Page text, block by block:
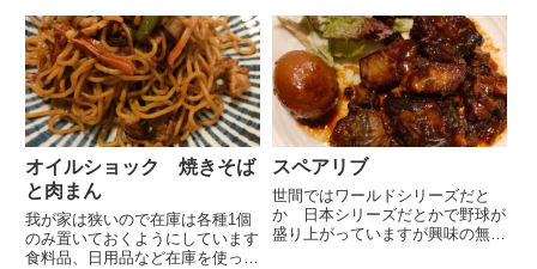
オイルショック 焼きそば
と肉まん
我が家は狭いので在庫は各種1個
のみ置いておくようにしています
食料品、日用品など在庫を使った
スペアリブ
世間ではワールドシリーズだと
か 日本シリーズだとかで野球が
盛り上がっていますが興味の無い